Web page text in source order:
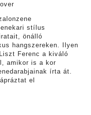
stílus
önálló
hangszereken. Ilyen
Ferenc a kiváló
amikor is a kor
írta át.
el